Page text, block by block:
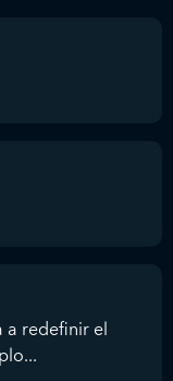
a redefinir el